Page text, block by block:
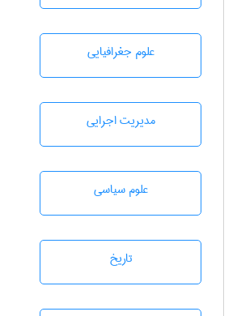
علوم جغرافيايی
مديريت اجرايی
علوم سياسی
تاريخ